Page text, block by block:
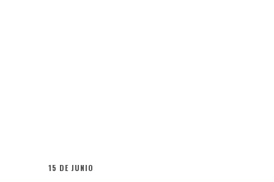
15 DE JUNIO